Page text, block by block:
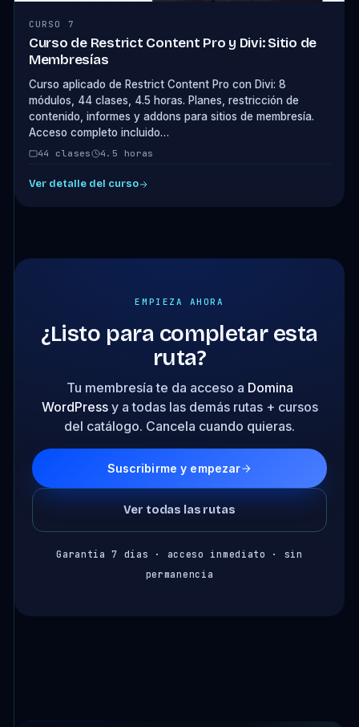
CURSO 7
Curso de Restrict Content Pro y Divi: Sitio de
Membresías
Curso aplicado de Restrict Content Pro con Divi: 8
módulos, 44 clases, 4.5 horas. Planes, restricción de
contenido, informes y addons para sitios de membresía.
Acceso completo incluido…
44 clases 4.5 horas
Ver detalle del curso
EMPIEZA AHORA
¿Listo para completar esta
ruta?
Tu membresía te da acceso a Domina
WordPressy a todas las demás rutas + cursos
del catálogo. Cancela cuando quieras.
Suscribirme y empezar
Ver todas las rutas
Garantía 7 días · acceso inmediato · sin
permanencia